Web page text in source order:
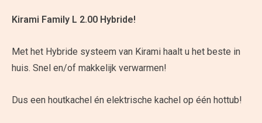
Kirami Family L 2.00 Hybride!
Met het Hybride systeem van Kirami haalt u het beste in
huis. Snel en/of makkelijk verwarmen!
Dus een houtkachel én elektrische kachel op één hottub!